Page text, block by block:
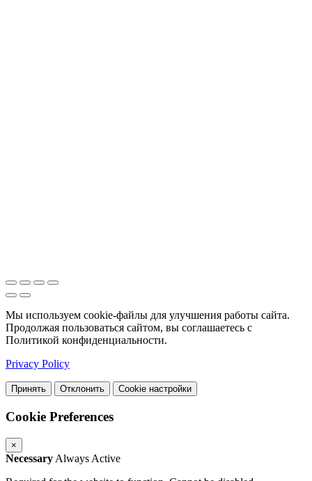
Мы используем cookie-файлы для улучшения работы сайта.
Продолжая пользоваться сайтом, вы соглашаетесь с
Политикой конфиденциальности.
Privacy Policy
Принять Отклонить Cookie настройки
Cookie Preferences
×
Necessary Always Active